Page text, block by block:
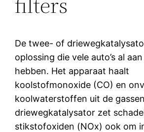
De twee- of
oplossing die vele auto’s al
hebben. Het apparaat haalt
koolstofmonoxide (CO) en
koolwaterstoffen uit de
driewegkatalysator zet
stikstofoxiden (NOx) ook om